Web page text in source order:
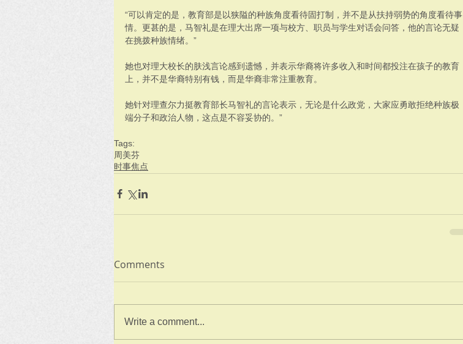
“可以肯定的是，教育部是以狭隘的种族角度看待固打制，并不是从扶持弱势的角度看待事
情。更甚的是，马智礼是在理大出席一项与校方、职员与学生对话会问答，他的言论无疑
在挑拨种族情绪。”
她也对理大校长的肤浅言论感到遗憾，并表示华裔将许多收入和时间都投注在孩子的教育
上，并不是华裔特别有钱，而是华裔非常注重教育。
她针对理查尔力挺教育部长马智礼的言论表示，无论是什么政党，大家应勇敢拒绝种族极
端分子和政治人物，这点是不容妥协的。”
Tags:
周美芬
时事焦点
Comments
Write a comment...